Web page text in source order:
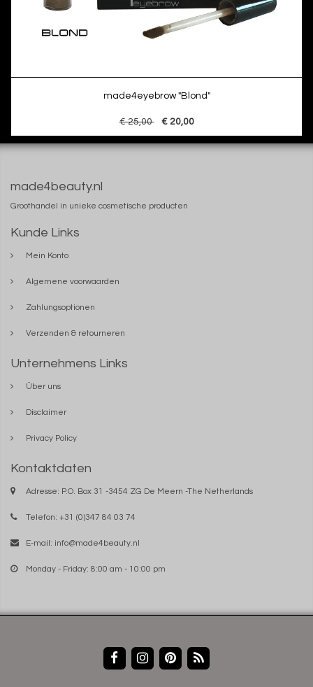
made4eyebrow "Blond"
€ 25,00 € 20,00
made4beauty.nl
Groothandel in unieke cosmetische producten
Kunde Links
Mein Konto
Algemene voorwaarden
Zahlungsoptionen
Verzenden & retourneren
Unternehmens Links
Über uns
Disclaimer
Privacy Policy
Kontaktdaten
Adresse: P.O. Box 31 -3454 ZG De Meern -The Netherlands
Telefon: +31 (0)347 84 03 74
E-mail: info@made4beauty.nl
Monday - Friday: 8:00 am - 10:00 pm